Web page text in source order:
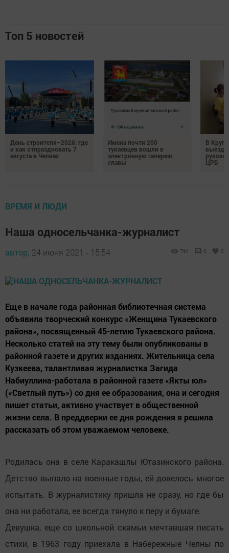
Топ 5 новостей
День строителя–2026: где
и как отпраздновать 7
августа в Челнах
Имена почти 200
тукаевцев вошли в
электронную галерею
славы
В
ЦРБ
ВРЕМЯ И ЛЮДИ
Наша односельчанка-журналист
автор, 24 июня 2021 - 15:54 791 0 0
Еще в начале года районная библиотечная система
объявила творческий конкурс «Женщина Тукаевского
района», посвященный 45-летию Тукаевского района.
Несколько статей на эту тему были опубликованы в
районной газете и других изданиях. Жительница села
Кузкеева, талантливая журналистка Загида
Набиуллина-работала в районной газете «Якты юл»
(«Светлый путь») со дня ее образования, она и сегодня
пишет статьи, активно участвует в общественной
жизни села. В преддверии ее дня рождения я решила
рассказать об этом уважаемом человеке.
Родилась она в селе Каракашлы Ютазинского района.
Детство выпало на военные годы, ей довелось многое
испытать. В журналистику пришла не сразу, но где бы
она ни работала, ее всегда тянуло к перу и бумаге.
Девушка, еще со школьной скамьи мечтавшая писать
стихи, в 1963 году приехала в Набережные Челны по